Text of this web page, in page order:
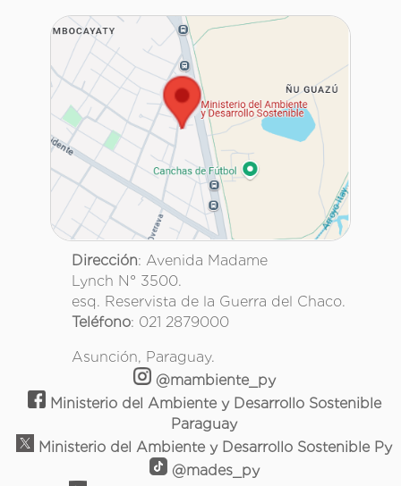
Dirección: Avenida Madame
Lynch N° 3500.
esq. Reservista de la Guerra del Chaco.
Teléfono: 021 2879000
Asunción, Paraguay.
@mambiente_py
Ministerio del Ambiente y Desarrollo Sostenible
Paraguay
Ministerio del Ambiente y Desarrollo Sostenible Py
@mades_py